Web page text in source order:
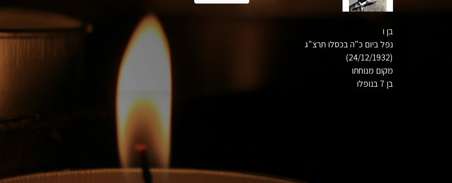
בן ו
נפל ביום כ"ה בכסלו תרצ"ג
(24/12/1932)
מקום מנוחתו
בן 7 בנופלו